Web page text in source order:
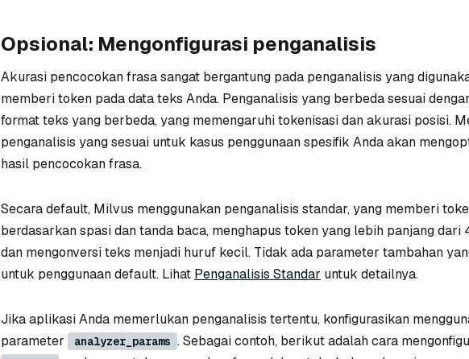
Opsional: Mengonfigurasi penganalisis
Akurasi pencocokan frasa sangat bergantung pada penganalisis yang
memberi token pada data teks Anda. Penganalisis yang berbeda sesuai
format teks yang berbeda, yang memengaruhi tokenisasi dan akurasi posisi.
penganalisis yang sesuai untuk kasus penggunaan spesifik Anda akan
hasil pencocokan frasa.
Secara default, Milvus menggunakan penganalisis standar, yang memberi
berdasarkan spasi dan tanda baca, menghapus token yang lebih panjang dari
dan mengonversi teks menjadi huruf kecil. Tidak ada parameter tambahan
untuk penggunaan default. Lihat Penganalisis Standar untuk detailnya.
Jika aplikasi Anda memerlukan penganalisis tertentu, konfigurasikan
parameter
analyzer_params . Sebagai contoh, berikut adalah cara